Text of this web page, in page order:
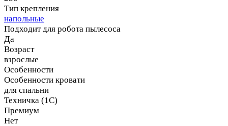
Тип крепления
напольные
Подходит для робота пылесоса
Да
Возраст
взрослые
Особенности
Особенности кровати
для спальни
Техничка (1С)
Премиум
Нет